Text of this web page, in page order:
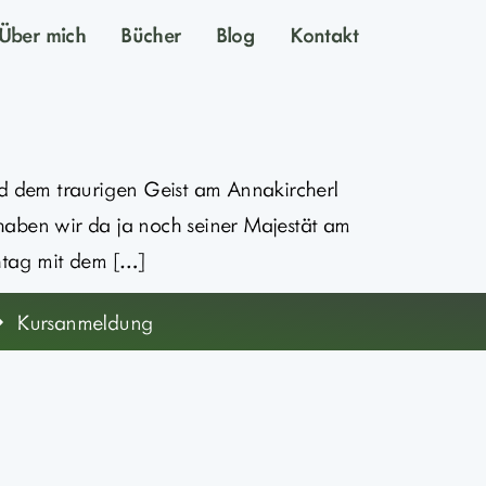
mich Bücher Blog Kontakt
dem traurigen Geist am Annakircherl
wir da ja noch seiner Majestät am
mit dem […]
Kursanmeldung